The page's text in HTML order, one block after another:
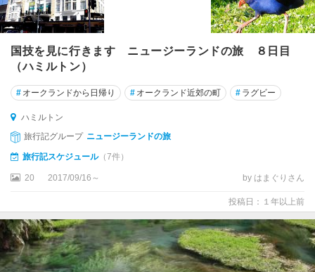
ル
ト
ン
ン
ー
・
プ
リ
ス
パ
イ
国技を見に行きます ニュージーランドの旅 ８日目
（ハミルトン）
# オークランドから日帰り # オークランド近郊の町 # ラグビー
ハミルトン
旅行記グループ ニュージーランドの旅
旅行記スケジュール（7件）
20 2017/09/16～ by はまぐりさん
投稿日：１年以上前